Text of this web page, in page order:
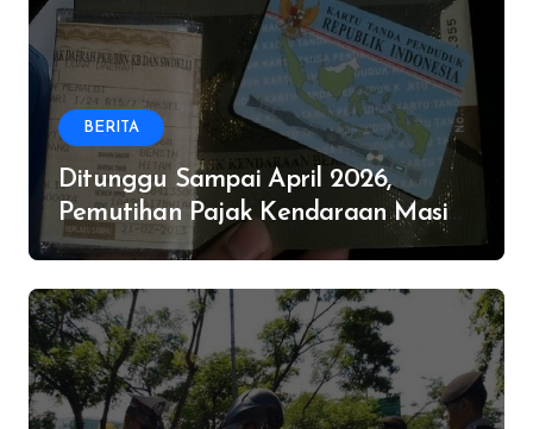
BERITA
Ditunggu Sampai April 2026,
Pemutihan Pajak Kendaraan Masih
Digelar di Provinsi Ini